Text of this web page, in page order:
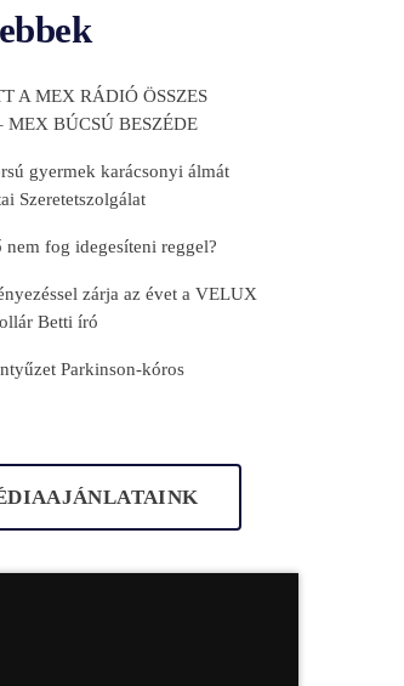
A MEX RÁDIÓ ÖSSZES
MEX BÚCSÚ BESZÉDE
gyermek karácsonyi álmát
Szeretetszolgálat
fog idegesíteni reggel?
zárja az évet a VELUX
Betti író
Parkinson-kóros